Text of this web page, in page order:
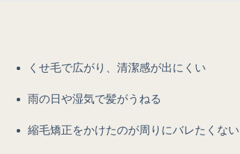
くせ毛で広がり、清潔感が出にくい
雨の日や湿気で髪がうねる
縮毛矯正をかけたのが周りにバレたくない